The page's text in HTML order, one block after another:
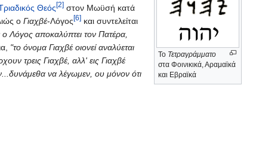
Το Τετραγράμματο
στα Φοινικικά, Αραμαϊκά
και Εβραϊκά
Θεός[2] στον Μωϋσή κατά
ο Γιαχβέ-Λόγος[6] και συντελείται
ο Λόγος αποκαλύπτει τον Πατέρα,
"το όνομα Γιαχβέ οιονεί αναλύεται
τρεις Γιαχβέ, αλλ' εις Γιαχβέ
να λέγωμεν, ου μόνον ότι